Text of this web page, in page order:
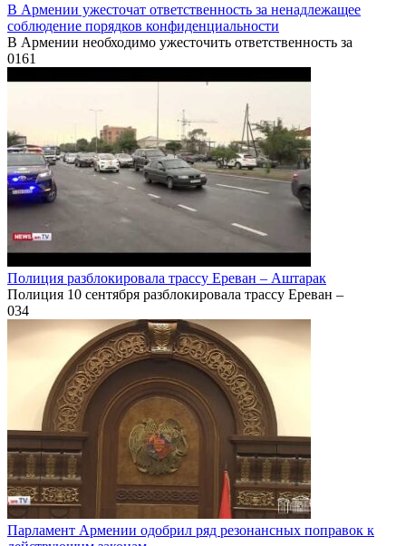
В Армении ужесточат ответственность за ненадлежащее
соблюдение порядков конфиденциальности
В Армении необходимо ужесточить ответственность за
0161
Полиция разблокировала трассу Ереван – Аштарак
Полиция 10 сентября разблокировала трассу Ереван –
034
Парламент Армении одобрил ряд резонансных поправок к